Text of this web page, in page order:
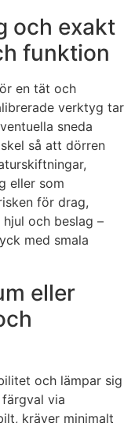
och exakt
funktion
en tät och
verktyg tar
sneda
så att dörren
eller som
för drag,
och beslag –
med smala
eller
och lämpar sig
via
kräver minimalt